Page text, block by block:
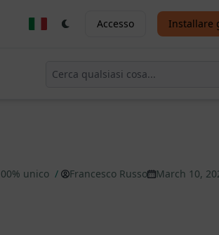
Accesso Installare
unico / Francesco Russo
March 10,